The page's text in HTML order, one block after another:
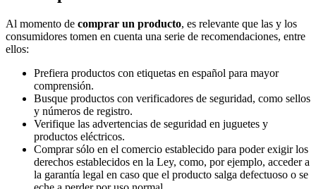
Al momento de comprar un producto, es relevante que las y los
consumidores tomen en cuenta una serie de recomendaciones, entre
ellos:
Prefiera productos con etiquetas en español para mayor
comprensión.
Busque productos con verificadores de seguridad, como sellos
y números de registro.
Verifique las advertencias de seguridad en juguetes y
productos eléctricos.
Comprar sólo en el comercio establecido para poder exigir los
derechos establecidos en la Ley, como, por ejemplo, acceder a
la garantía legal en caso que el producto salga defectuoso o se